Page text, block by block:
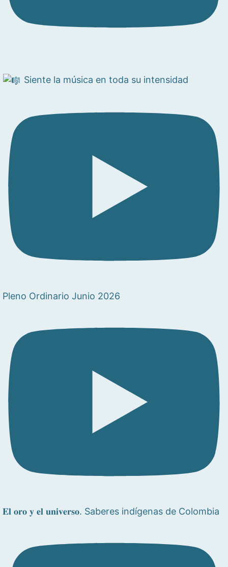
Siente la música en toda su intensidad
Pleno Ordinario Junio 2026
𝐄𝐥 𝐨𝐫𝐨 𝐲 𝐞𝐥 𝐮𝐧𝐢𝐯𝐞𝐫𝐬𝐨. Saberes indígenas de Colombia